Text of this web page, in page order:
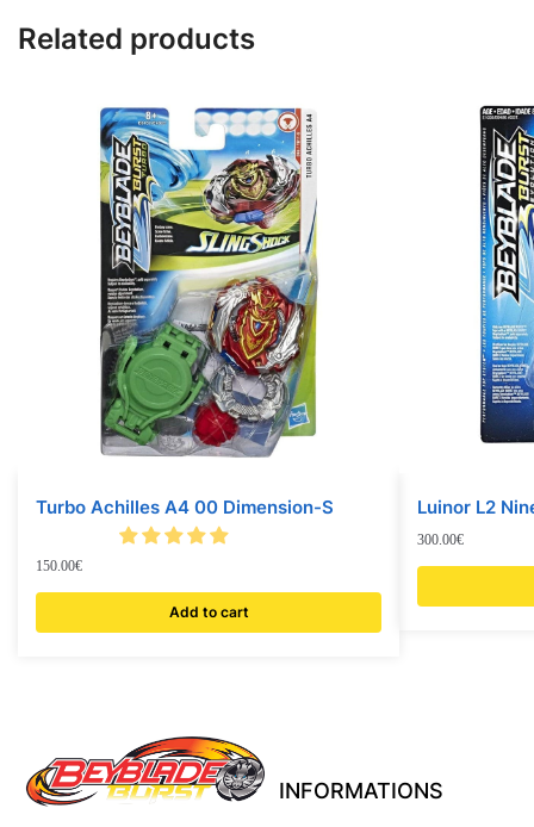
Related products
Turbo Achilles A4 00 Dimension-S
150.00€
Add to cart
Luinor L2
300.00€
INFORMATIONS